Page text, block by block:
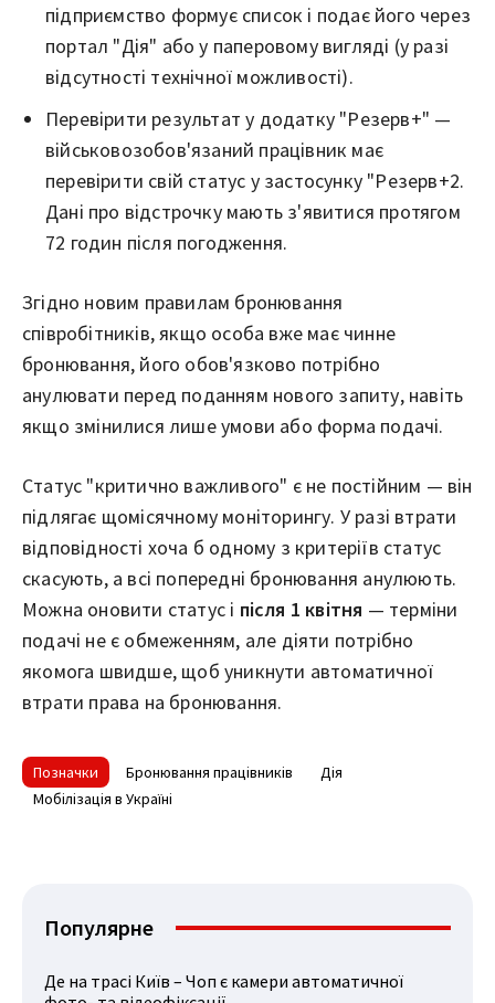
підприємство формує список і подає його через
портал "Дія" або у паперовому вигляді (у разі
відсутності технічної можливості).
Перевірити результат у додатку "Резерв+" —
військовозобов'язаний працівник має
перевірити свій статус у застосунку "Резерв+2.
Дані про відстрочку мають з'явитися протягом
72 годин після погодження.
Згідно новим правилам бронювання
співробітників, якщо особа вже має чинне
бронювання, його обов'язково потрібно
анулювати перед поданням нового запиту, навіть
якщо змінилися лише умови або форма подачі.
Статус "критично важливого" є не постійним — він
підлягає щомісячному моніторингу. У разі втрати
відповідності хоча б одному з критеріїв статус
скасують, а всі попередні бронювання анулюють.
Можна оновити статус і після 1 квітня — терміни
подачі не є обмеженням, але діяти потрібно
якомога швидше, щоб уникнути автоматичної
втрати права на бронювання.
Позначки Бронювання працівників
Дія
Мобілізація в Україні
Популярне
Де на трасі Київ – Чоп є камери автоматичної